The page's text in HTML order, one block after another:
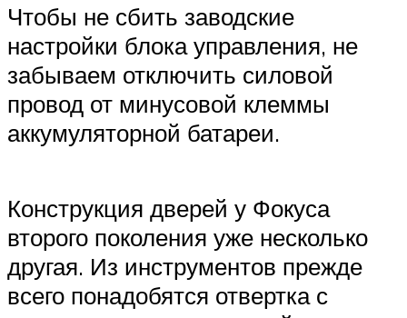
Чтобы не сбить заводские
настройки блока управления, не
забываем отключить силовой
провод от минусовой клеммы
аккумуляторной батареи.
Конструкция дверей у Фокуса
второго поколения уже несколько
другая. Из инструментов прежде
всего понадобятся отвертка с